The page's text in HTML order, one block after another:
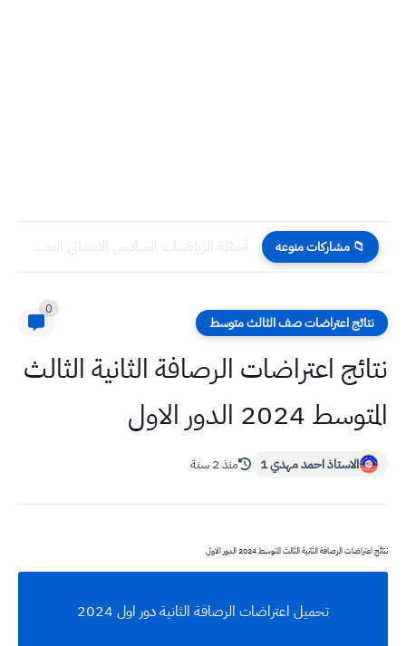
📁 مشاركات منوعه أسئلة الرياضيات السادس الابتدائي التمهيدي 2025
نتائج اعتراضات صف الثالث متوسط
0
نتائج اعتراضات الرصافة الثانية الثالث
المتوسط 2024 الدور الاول
الاستاذ احمد مهدي 1 منذ 2 سنة
نتائج اعتراضات الرصافة الثانية الثالث المتوسط 2024 الدور الاول
تحميل اعتراضات الرصافة الثانية دور اول 2024